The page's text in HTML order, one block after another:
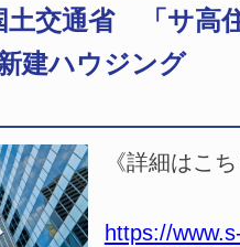
土交通省 「サ
建ハウジング
《詳細はこち
https://